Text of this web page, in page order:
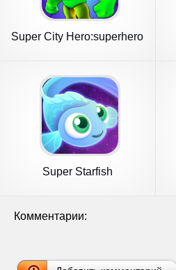
Super City Hero:superhero
Super Starfish
Комментарии: